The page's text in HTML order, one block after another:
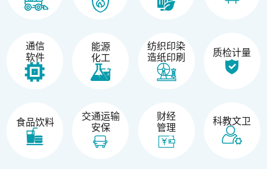
通信
软件
能源
化工
纺织印染
造纸印刷
质检计量
食品饮料
交通运输
安保
财经
管理
科教文卫